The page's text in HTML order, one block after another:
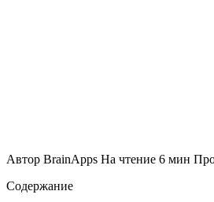
Автор BrainApps На чтение 6 мин
Содержание